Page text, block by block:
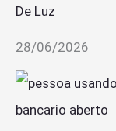
De Luz
28/06/2026